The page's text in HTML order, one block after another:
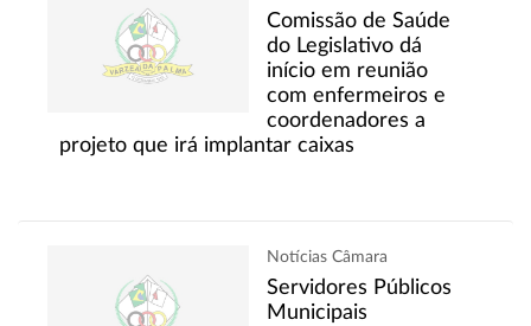
Comissão de Saúde
do Legislativo dá
início em reunião
com enfermeiros e
coordenadores a
projeto que irá implantar caixas
Notícias Câmara
Servidores Públicos
Municipais